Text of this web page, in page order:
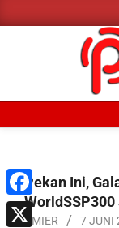
to
MenuPekan Ini,
AMIER 7 JUNI
Facebook